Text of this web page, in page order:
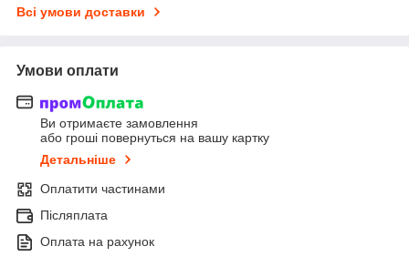
Всі умови доставки
Умови оплати
Ви отримаєте замовлення
або гроші повернуться на вашу картку
Детальніше
Оплатити частинами
Післяплата
Оплата на рахунок